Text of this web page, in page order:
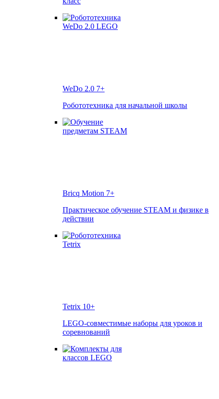
WeDo 2.0 7+
Робототехника для начальной школы
Bricq Motion 7+
Практическое обучение STEAM и физике в
действии
Tetrix 10+
LEGO-совместимые наборы для уроков и
соревнований